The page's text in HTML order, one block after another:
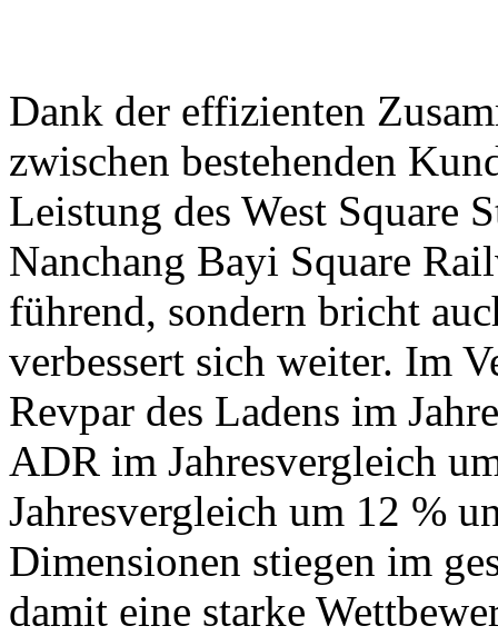
Dank der effizienten
zwischen bestehenden
Leistung des West Square
Nanchang Bayi Square
führend, sondern bricht
verbessert sich weiter. Im
Revpar des Ladens im
ADR im Jahresvergleich
Jahresvergleich um 12 %
Dimensionen stiegen im
damit eine starke